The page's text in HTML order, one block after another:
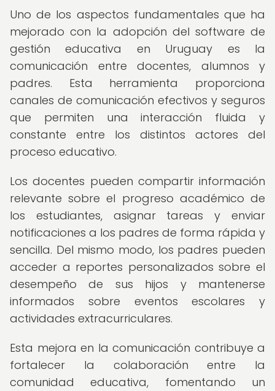
Uno de los aspectos fundamentales que ha
mejorado con la adopción del software de
gestión educativa en Uruguay es la
comunicación entre docentes, alumnos y
padres. Esta herramienta proporciona
canales de comunicación efectivos y seguros
que permiten una interacción fluida y
constante entre los distintos actores del
proceso educativo.
Los docentes pueden compartir información
relevante sobre el progreso académico de
los estudiantes, asignar tareas y enviar
notificaciones a los padres de forma rápida y
sencilla. Del mismo modo, los padres pueden
acceder a reportes personalizados sobre el
desempeño de sus hijos y mantenerse
informados sobre eventos escolares y
actividades extracurriculares.
Esta mejora en la comunicación contribuye a
fortalecer la colaboración entre la
comunidad educativa, fomentando un